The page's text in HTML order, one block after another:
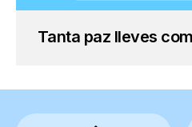
Tanta paz lleves